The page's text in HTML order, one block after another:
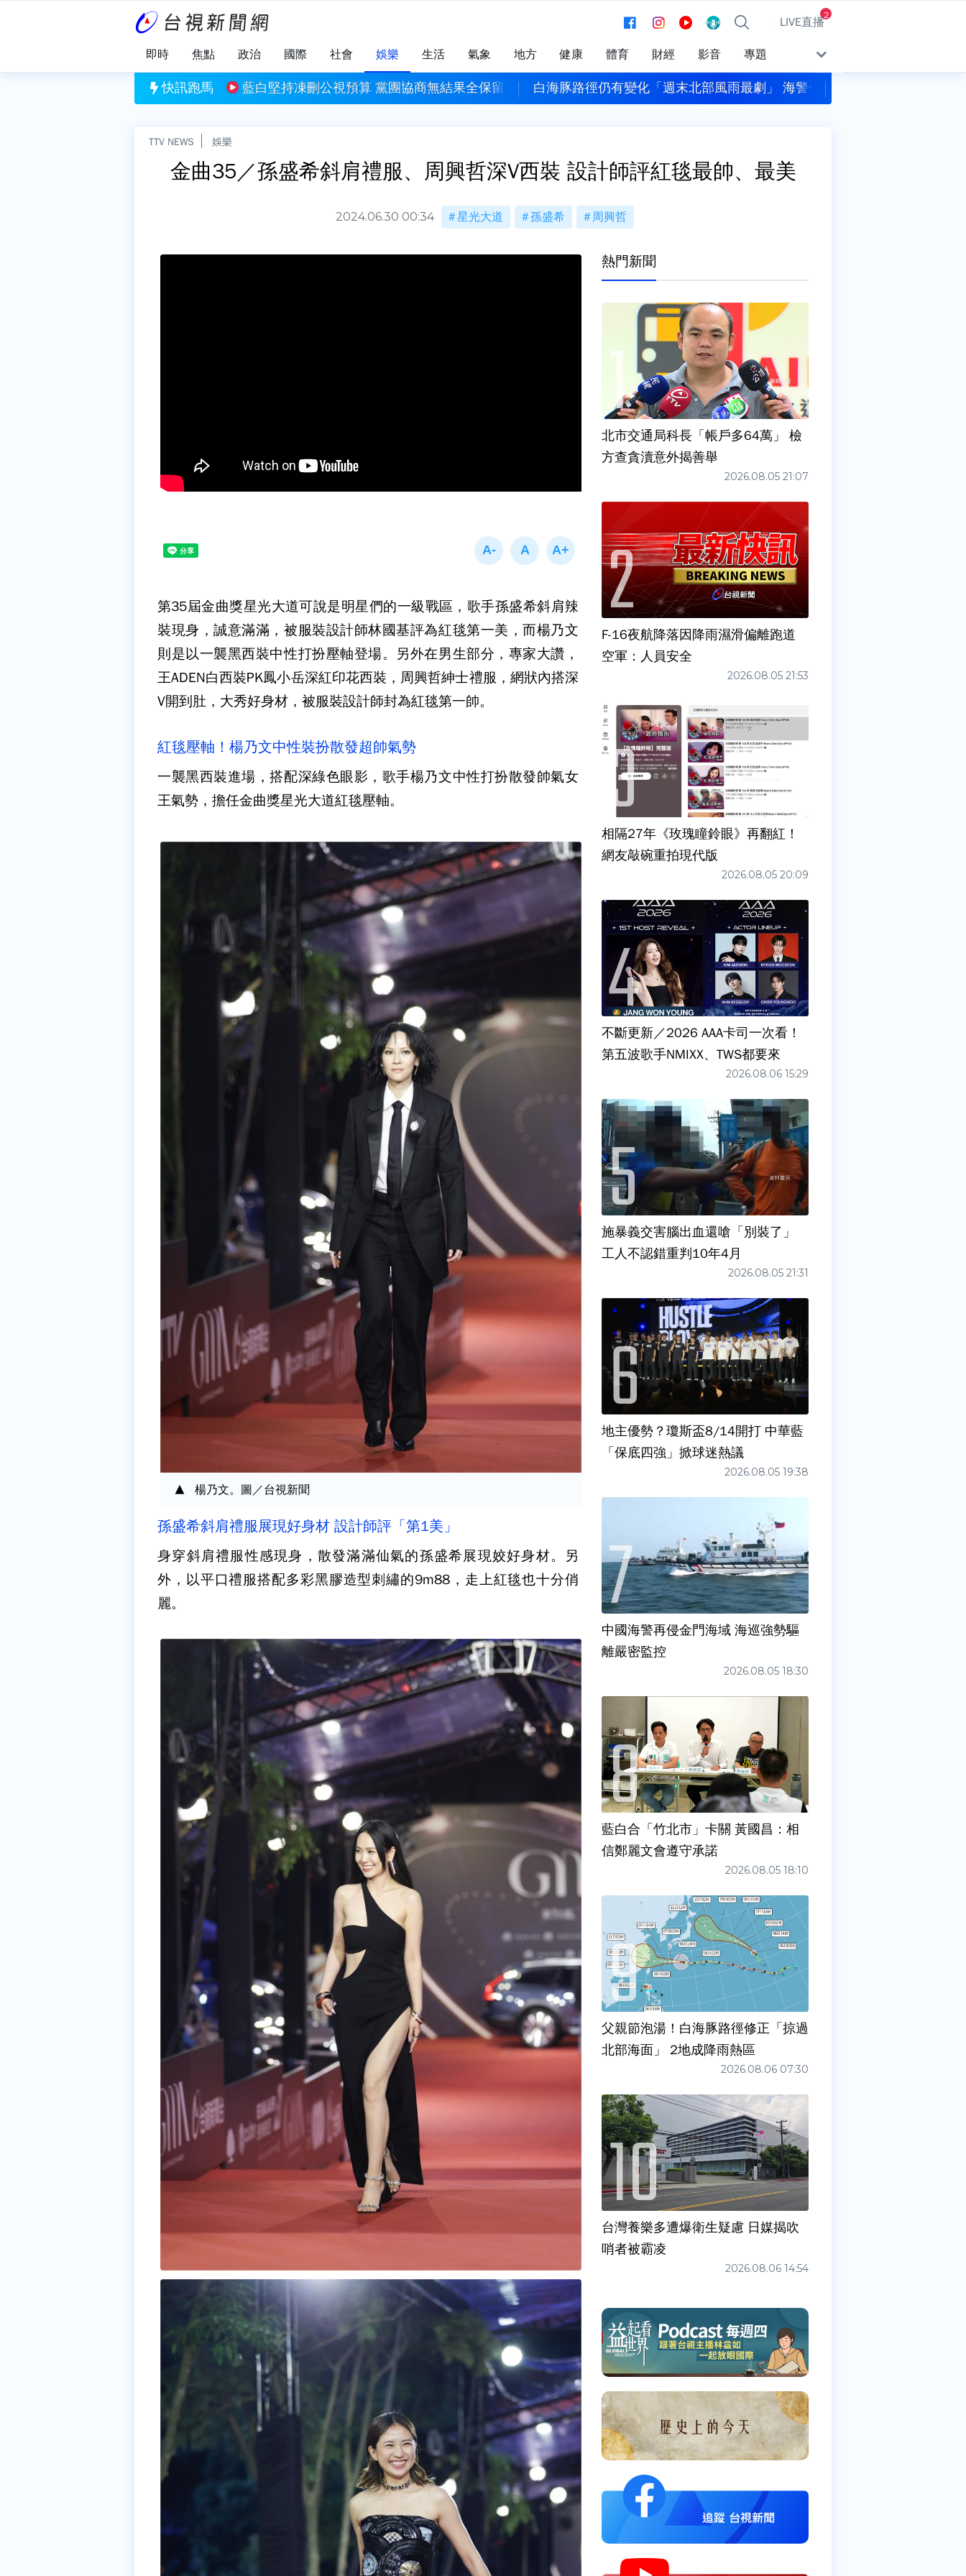
LIVE直播2
即時 焦點 政治 國際 社會 娛樂 生活 氣象 地方 健康 體育 財經 影音 專題
快訊跑馬
公視預算 黨團協商無結果全保留 白海豚路徑仍有變化「週末北部風雨最劇」 海警估明下午發布威力彩頭獎上看2.3億 8/6台彩幸運獎號一次看
TTV NEWS 娛樂
金曲35／孫盛希斜肩禮服、周興哲深V西裝 設計師評紅毯最帥、最美
2024.06.30 00:34 星光大道 孫盛希 周興哲
第35屆金曲獎星光大道可說是明星們的一級戰區，歌手孫盛希斜肩辣
裝現身，誠意滿滿，被服裝設計師林國基評為紅毯第一美，而楊乃文
則是以一襲黑西裝中性打扮壓軸登場。另外在男生部分，專家大讚，
王ADEN白西裝PK鳳小岳深紅印花西裝，周興哲紳士禮服，網狀內搭深
V開到肚，大秀好身材，被服裝設計師封為紅毯第一帥。
紅毯壓軸！楊乃文中性裝扮散發超帥氣勢
一襲黑西裝進場，搭配深綠色眼影，歌手楊乃文中性打扮散發帥氣女
王氣勢，擔任金曲獎星光大道紅毯壓軸。
楊乃文。圖／台視新聞
孫盛希斜肩禮服展現好身材 設計師評「第1美」
身穿斜肩禮服性感現身，散發滿滿仙氣的孫盛希展現姣好身材。另
外，以平口禮服搭配多彩黑膠造型刺繡的9m88，走上紅毯也十分俏
麗。
熱門新聞
北市交通局科長「帳戶多64萬」 檢
方查貪瀆意外揭善舉
2026.08.05 21:07
F-16夜航降落因降雨濕滑偏離跑道
空軍：人員安全
2026.08.05 21:53
相隔27年《玫瑰瞳鈴眼》再翻紅！
網友敲碗重拍現代版
2026.08.05 20:09
不斷更新／2026 AAA卡司一次看！
第五波歌手NMIXX、TWS都要來
2026.08.06 15:29
施暴義交害腦出血還嗆「別裝了」
工人不認錯重判10年4月
2026.08.05 21:31
地主優勢？瓊斯盃8/14開打 中華藍
「保底四強」掀球迷熱議
2026.08.05 19:38
中國海警再侵金門海域 海巡強勢驅
離嚴密監控
2026.08.05 18:30
藍白合「竹北市」卡關 黃國昌：相
信鄭麗文會遵守承諾
2026.08.05 18:10
父親節泡湯！白海豚路徑修正「掠過
北部海面」 2地成降雨熱區
2026.08.06 07:30
台灣養樂多遭爆衛生疑慮 日媒揭吹
哨者被霸凌
2026.08.06 14:54